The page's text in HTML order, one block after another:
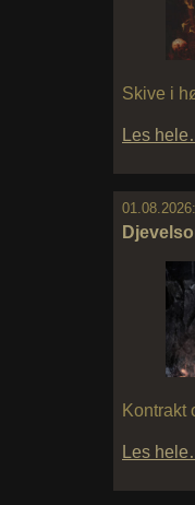
Skive i
Les
01.08.2026:
Kontrakt
Les